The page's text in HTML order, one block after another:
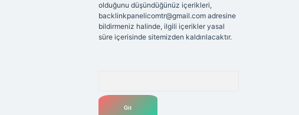
olduğunu düşündüğünüz içerikleri,
backlinkpanelicomtr@gmail.comadresine
bildirmeniz halinde, ilgili içerikler yasal
süre içerisinde sitemizden kaldırılacaktır.